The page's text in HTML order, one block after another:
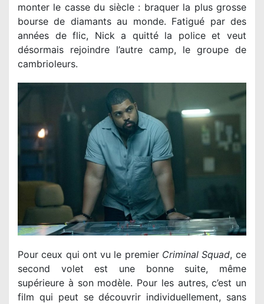
monter le casse du siècle : braquer la plus grosse
bourse de diamants au monde. Fatigué par des
années de flic, Nick a quitté la police et veut
désormais rejoindre l’autre camp, le groupe de
cambrioleurs.
Pour ceux qui ont vu le premier Criminal Squad, ce
second volet est une bonne suite, même
supérieure à son modèle. Pour les autres, c’est un
film qui peut se découvrir individuellement, sans